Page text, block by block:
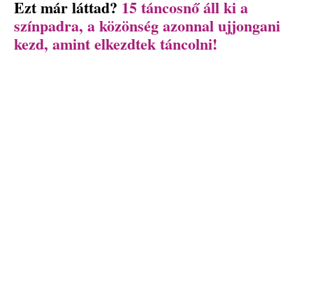
Ezt már láttad? 15 táncosnő áll ki a
színpadra, a közönség azonnal ujjongani
kezd, amint elkezdtek táncolni!